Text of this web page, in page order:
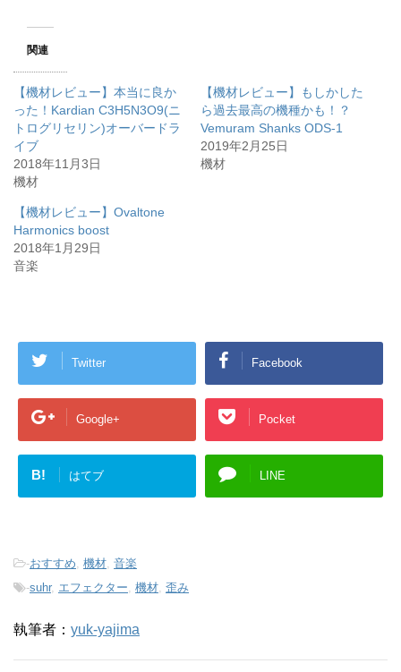
関連
【機材レビュー】本当に良か
った！Kardian C3H5N3O9(ニ
トログリセリン)オーバードラ
イブ
2018年11月3日
機材
【機材レビュー】もしかした
ら過去最高の機種かも！？
Vemuram Shanks ODS-1
2019年2月25日
機材
【機材レビュー】Ovaltone
Harmonics boost
2018年1月29日
音楽
Twitter Facebook
Google+ Pocket
B! はてブ LINE
-おすすめ 機材 音楽
-suhr, エフェクター 機材 歪み
執筆者： yuk-yajima